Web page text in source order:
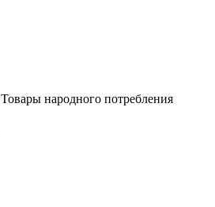
народного потребления